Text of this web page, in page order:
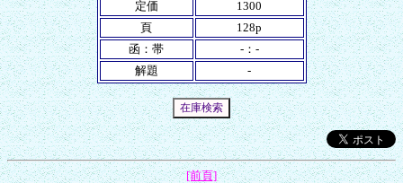
定価
1300
頁
128p
函：帯
-：-
解題
-
[前頁]